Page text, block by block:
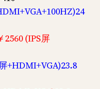
2560 (IPS屏
+HDMI+VGA)23.8